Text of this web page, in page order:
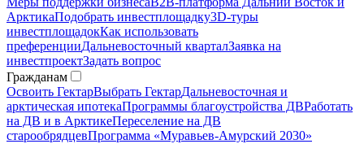
АрктикаПодобрать инвестплощадку3D-туры
инвестплощадокКак использовать
преференцииДальневосточный кварталЗаявка на
инвестпроектЗадать вопрос
Гражданам
Освоить ГектарВыбрать ГектарДальневосточная и
арктическая ипотекаПрограммы благоустройства ДВРаботать
на ДВ и в АрктикеПереселение на ДВ
старообрядцевПрограмма «Муравьев-Амурский 2030»